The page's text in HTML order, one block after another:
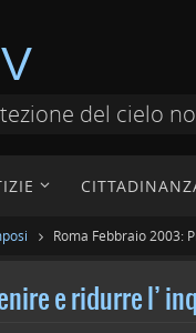
del cielo
Roma Febbraio 2003:
e ridurre l’